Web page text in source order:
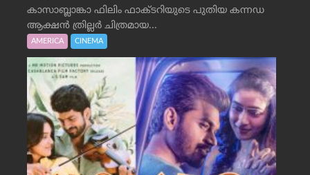
കാസാബ്ലാങ്കാ ഫിലിം ഫാക്ടറിയുടെ പുതിയ കന്നഡ
ആക്ഷൻ ത്രില്ലർ ചിത്രമായ...
AMERICA CINEMA